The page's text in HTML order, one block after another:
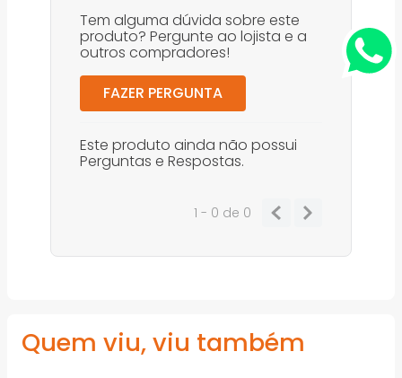
Tem alguma dúvida sobre este
produto? Pergunte ao lojista e a
outros compradores!
FAZER PERGUNTA
Este produto ainda não possui
Perguntas e Respostas.
1 - 0 de 0
Quem viu, viu também